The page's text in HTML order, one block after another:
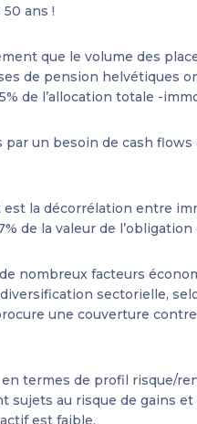
ans !
que le volume des
de pension helvétiques
de l’allocation totale -
un besoin de cash
la décorrélation entre
de la valeur de
nombreux facteurs
sectorielle,
une couverture
termes de profil risque/
sujets au risque de gains
est faible.